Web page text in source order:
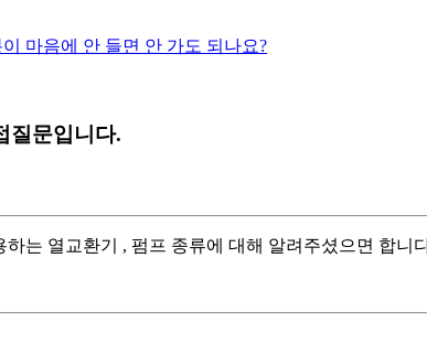
마음에 안 들면 안 가도 되나요?
질문입니다.
는 열교환기 , 펌프 종류에 대해 알려주셨으면 합니